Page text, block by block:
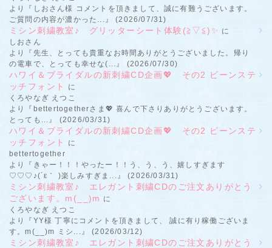
より『しおさん様 コメントを頂きまして、誠に有難うございます。
ご質問の内容が濃かった...』 (2026/07/31)
ミシン刺繍教室♪ グリッターシート体験(≧▽≦)✨ に
しおさん
より『先生、とっても貴重なお時間ありがとうございました。帰り
の電車で、とっても幸せな(...』 (2026/07/30)
ハワイ＆ブライダルの新刺繍CD企画💖 その2 ビーンステ
ッチフォント
に
くろやなぎ えつこ
より『bettertogetherさま💖 喜んで下さりありがとうございます。
とっても...』 (2026/03/31)
ハワイ＆ブライダルの新刺繍CD企画💖 その2 ビーンステ
ッチフォント
に
bettertogether
より『きゃー！！！やったー！！う、う、う、嬉しすぎます
♡♡♡♪(´ε｀ )楽しみすぎま...』 (2026/03/31)
ミシン刺繍教室♪ エレガント刺繍CDのご注文ありがとう
ございます。m(__)m に
くろやなぎ えつこ
より『YY様 丁寧にコメントを頂きまして、 誠に有り稼働ございま
す。m(__)m ミシ...』 (2026/03/12)
ミシン刺繍教室♪ エレガント刺繍CDのご注文ありがとう